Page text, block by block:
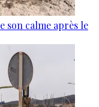
son calme après le